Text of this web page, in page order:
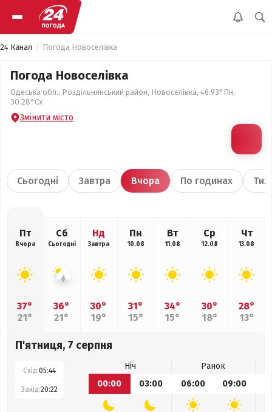
24 Канал Погода Новоселівка
Погода Новоселівка
Одеська обл., Роздільнянський район, Новоселівка, 46.93°Пн,
30.28°Сх
Змінити місто
Сьогодні Завтра Вчора По годинах
Пт
Вчора
37°
21°
Сб
Сьогодні
36°
21°
Нд
Завтра
30°
19°
Пн
10.08
31°
15°
Вт
11.08
34°
15°
Ср
12.08
30°
18°
Чт
13.08
28°
13°
П'ятниця, 7 серпня
Схід:05:44
Захід:20:22
Ніч
Ранок
00:00
03:00 06:00 09:00